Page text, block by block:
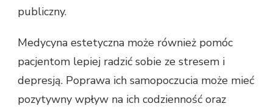
publiczny.
Medycyna estetyczna może również pomóc
pacjentom lepiej radzić sobie ze stresem i
depresją. Poprawa ich samopoczucia może mieć
pozytywny wpływ na ich codzienność oraz